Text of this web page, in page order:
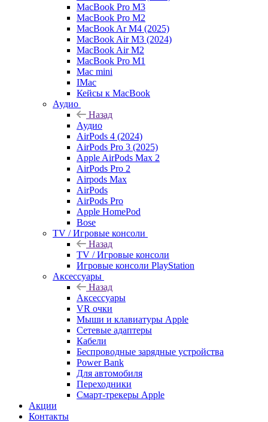
MacBook Pro M3
MacBook Pro M2
MacBook Ar M4 (2025)
MacBook Air M3 (2024)
MacBook Air M2
MacBook Pro M1
Mac mini
IMac
Кейсы к MacBook
Аудио
Назад
Аудио
AirPods 4 (2024)
AirPods Pro 3 (2025)
Apple AirPods Max 2
AirPods Pro 2
Airpods Max
AirPods
AirPods Pro
Apple HomePod
Bose
TV / Игровые консоли
Назад
TV / Игровые консоли
Игровые консоли PlayStation
Аксессуары
Назад
Аксессуары
VR очки
Мыши и клавиатуры Apple
Сетевые адаптеры
Кабели
Беспроводные зарядные устройства
Power Bank
Для автомобиля
Переходники
Смарт-трекеры Apple
Акции
Контакты